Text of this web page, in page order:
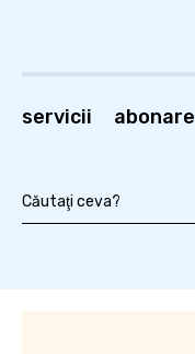
servicii abonare